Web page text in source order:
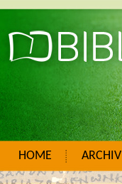
HOME ARCHIV